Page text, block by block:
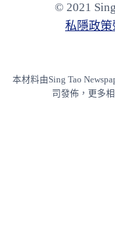
© 2021
私隱政策
本材料由Sing Tao
司發佈，更多